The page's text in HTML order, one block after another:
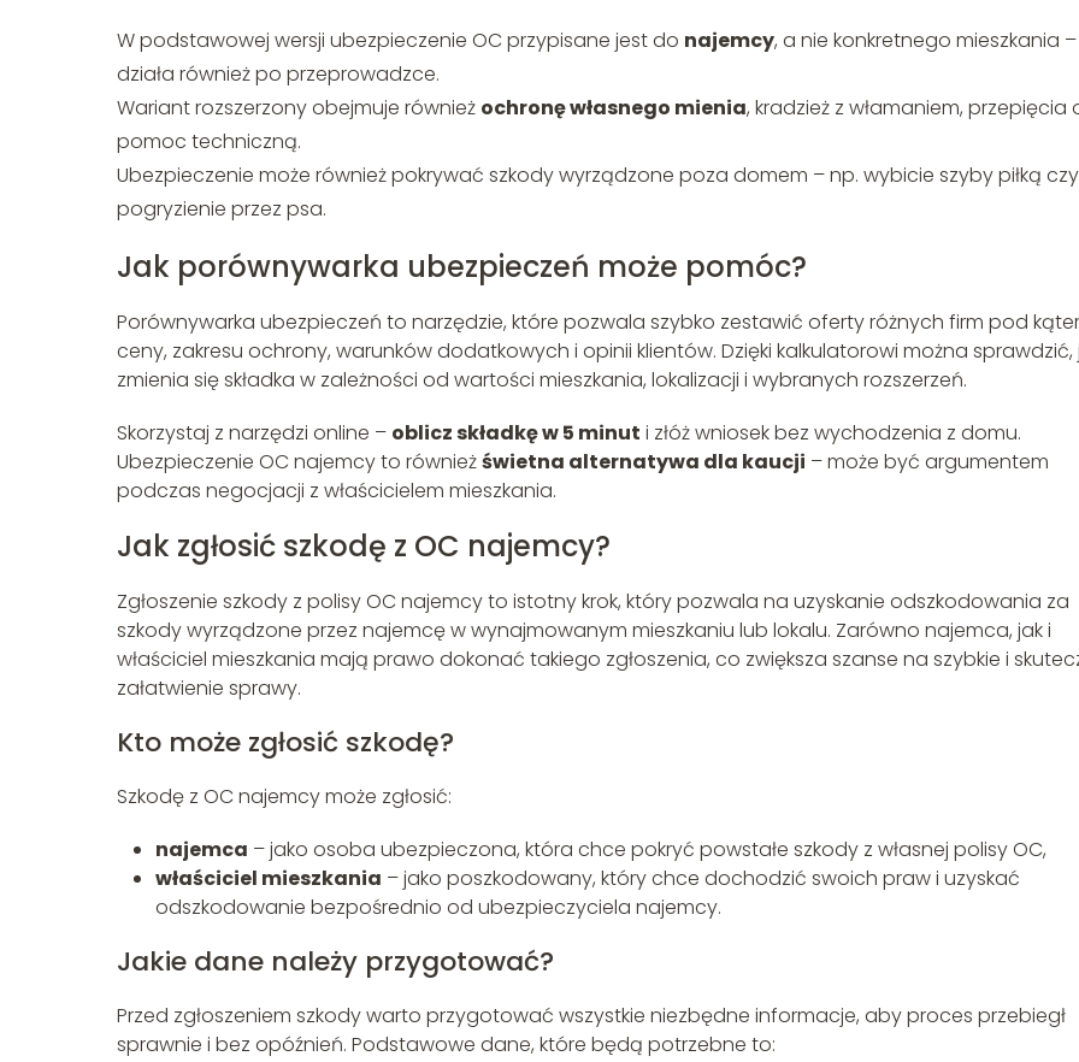
W podstawowej wersji ubezpieczenie OC przypisane jest do najemcy, a nie konkretnego mieszkania –
działa również po przeprowadzce.
Wariant rozszerzony obejmuje również ochronę własnego mienia, kradzież z włamaniem, przepięcia
pomoc techniczną.
Ubezpieczenie może również pokrywać szkody wyrządzone poza domem – np. wybicie szyby piłką czy
pogryzienie przez psa.
Jak porównywarka ubezpieczeń może pomóc?
Porównywarka ubezpieczeń to narzędzie, które pozwala szybko zestawić oferty różnych firm pod
ceny, zakresu ochrony, warunków dodatkowych i opinii klientów. Dzięki kalkulatorowi można sprawdzić,
zmienia się składka w zależności od wartości mieszkania, lokalizacji i wybranych rozszerzeń.
Skorzystaj z narzędzi online – oblicz składkę w 5 minut i złóż wniosek bez wychodzenia z domu.
Ubezpieczenie OC najemcy to równieżświetna alternatywa dla kaucji – może być argumentem
podczas negocjacji z właścicielem mieszkania.
Jak zgłosić szkodę z OC najemcy?
Zgłoszenie szkody z polisy OC najemcy to istotny krok, który pozwala na uzyskanie odszkodowania za
szkody wyrządzone przez najemcę w wynajmowanym mieszkaniu lub lokalu. Zarówno najemca, jak i
właściciel mieszkania mają prawo dokonać takiego zgłoszenia, co zwiększa szanse na szybkie i
załatwienie sprawy.
Kto może zgłosić szkodę?
Szkodę z OC najemcy może zgłosić:
najemca – jako osoba ubezpieczona, która chce pokryć powstałe szkody z własnej polisy OC,
właściciel mieszkania – jako poszkodowany, który chce dochodzić swoich praw i uzyskać
odszkodowanie bezpośrednio od ubezpieczyciela najemcy.
Jakie dane należy przygotować?
Przed zgłoszeniem szkody warto przygotować wszystkie niezbędne informacje, aby proces przebiegł
sprawnie i bez opóźnień. Podstawowe dane, które będą potrzebne to: